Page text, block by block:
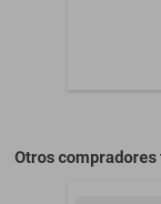
Otros